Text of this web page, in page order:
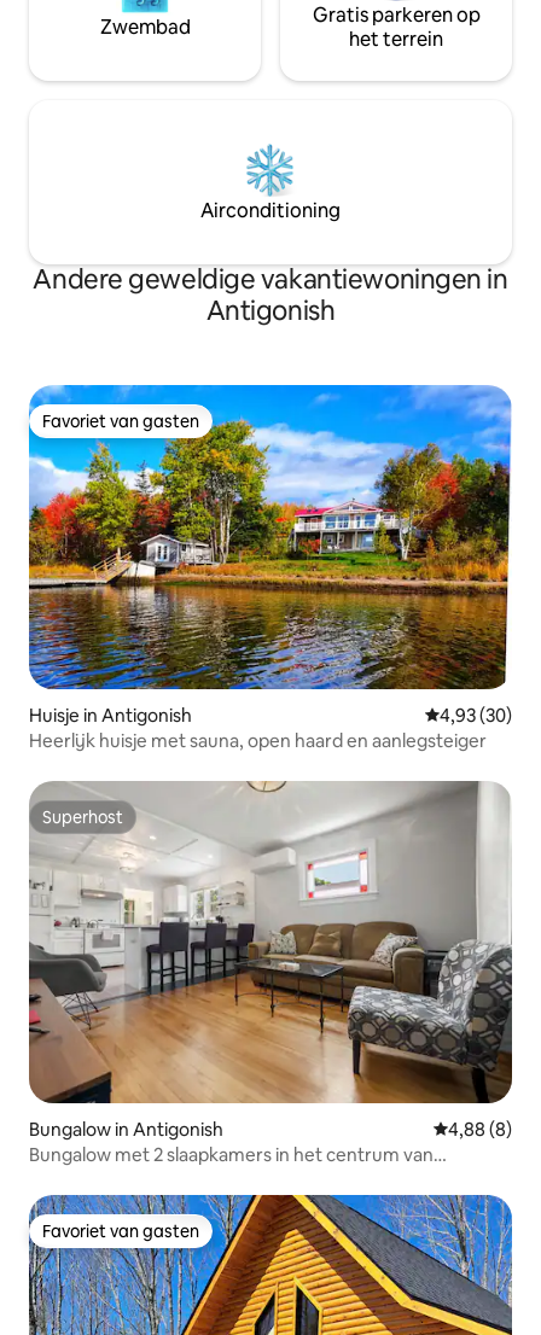
Zwembad
Gratis parkeren op
het terrein
Airconditioning
Andere geweldige vakantiewoningen in
Antigonish
Favoriet van gasten
Favoriet van gasten
Huisje in Antigonish Gemiddelde
4,93 (30)
Heerlijk huisje met sauna, open haard en aanlegsteiger
Superhost
Superhost
Bungalow in Antigonish Gemiddelde
4,88 (8)
Bungalow met 2 slaapkamers in het centrum van
Favoriet van gasten
Favoriet van gasten